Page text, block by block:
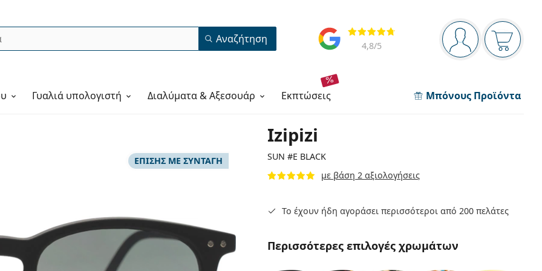
Πίνακας πλοήγησης
Είστε
Το
Αξιολογήσεις
4,8/5
Αναζήτηση
Γυαλιά υπολογιστή Διαλύματα & Αξεσουάρ εκπτώσεις Μπόνους Προϊόντα
Izipizi
SUN #E BLACK
με βάση 2 αξιολογήσεις
ΕΠΊΣΗΣ ΜΕ ΣΥΝΤΑΓΉ
Το έχουν ήδη αγοράσει περισσότεροι από 200 πελάτες
Περισσότερες επιλογές χρωμάτων